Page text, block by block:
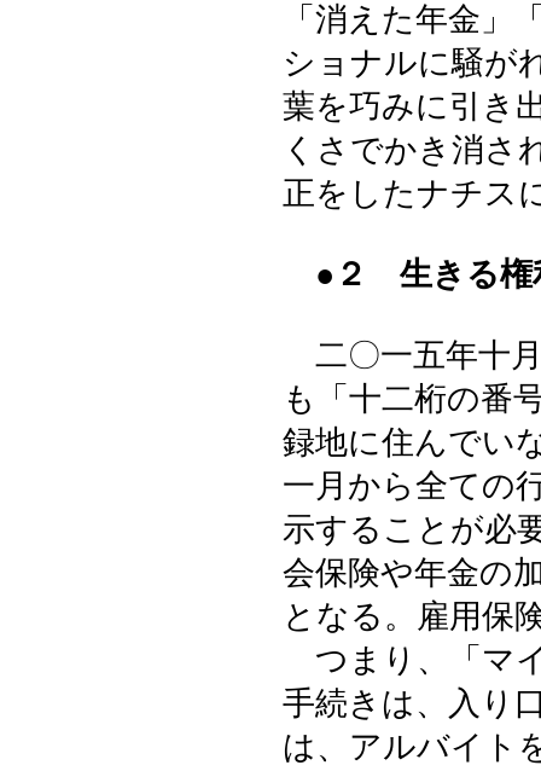
「消えた年金」
ショナルに騒が
葉を巧みに引き
くさでかき消さ
正をしたナチス
●２ 生きる権
二〇一五年十
も「十二桁の番
録地に住んでい
一月から全ての
示することが必
会保険や年金の
となる。雇用保
つまり、「マ
手続きは、入り
は、アルバイト